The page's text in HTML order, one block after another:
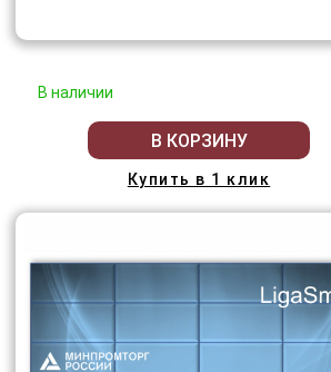
В наличии
В КОРЗИНУ
Купить в 1 клик